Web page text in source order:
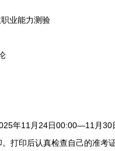
业能力测验
年11月24日00:00—11月30
打印后认真检查自己的准